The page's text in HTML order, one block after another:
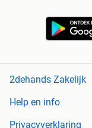
2dehands Zakelijk
Help en info
Privacyverklaring